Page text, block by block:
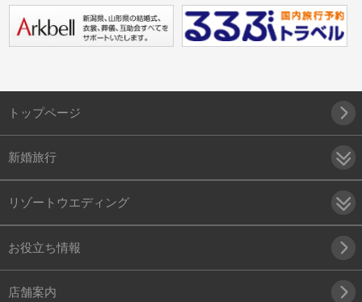
トップページ
新婚旅行
リゾートウエディング
お役立ち情報
店舗案内